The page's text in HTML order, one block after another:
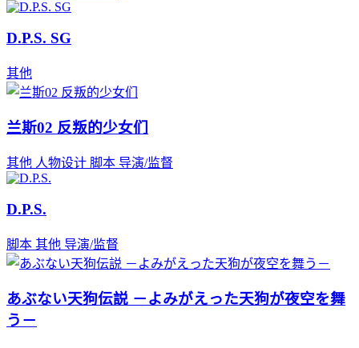
D.P.S. SG
其他
兰斯02 反叛的少女们
其他 人物设计 脚本 导演/监督
D.P.S.
脚本 其他 导演/监督
あぶない天狗伝説 －よみがえった天狗が夜空を舞
う－